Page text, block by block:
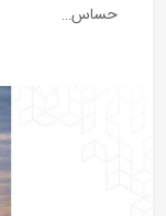
حساس…